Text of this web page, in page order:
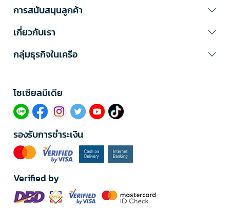
การสนับสนุนลูกค้า
เกี่ยวกับเรา
กลุ่มธุรกิจในเครือ
โซเซียลมีเดีย​
รองรับการชำระเงิน
Verified by